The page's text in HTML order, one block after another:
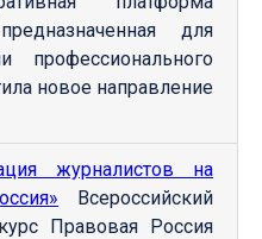
для
профессионального
новое направление
журналистов на
Всероссийский
Правовая Россия